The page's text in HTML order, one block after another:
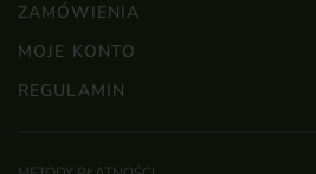
ZAMÓWIENIA
MOJE KONTO
REGULAMIN